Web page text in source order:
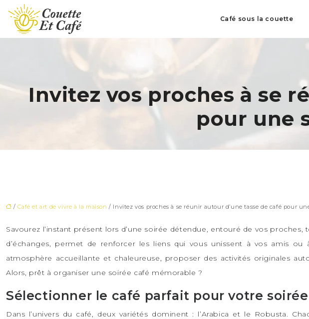
Café sous la couette
Invitez vos proches à se
pour une
/Café et art de vivre à la maison / Invitez vos proches à se réunir autour d’une tasse de café pour
Savourez l’instant présent lors d’une soirée détendue, entouré de vos
d’échanges, permet de renforcer les liens qui vous unissent à vos amis
atmosphère accueillante et chaleureuse, proposer des activités originales
Alors, prêt à organiser une soirée café mémorable ?
Sélectionner le café parfait pour votre soirée
Dans l’univers du café, deux variétés dominent : l’Arabica et le Robusta.